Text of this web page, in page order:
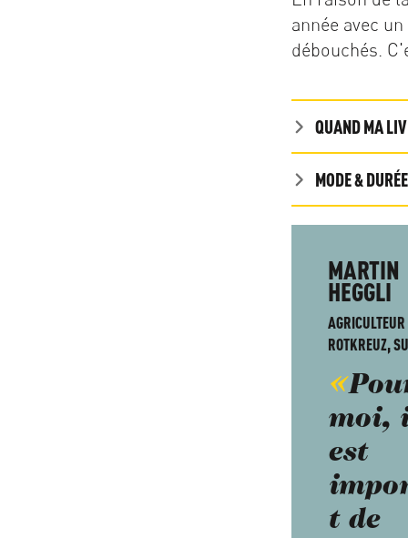
année avec
débouchés.
QUAND MA
MODE &
MARTIN
HEGGLI
AGRICULTEUR
ROTKREUZ,
moi,
est
t de